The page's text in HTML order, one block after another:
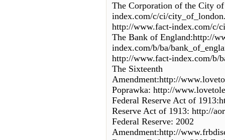
The Corporation of the City
index.com/c/ci/
http://www.fact-index.com/c/
The Bank of England:http://
index.com/b/ba/
http://www.fact-index.com/b/
The Sixteenth
Amendment:http://
Poprawka: http://
Federal Reserve Act of
Reserve Act of 1913: http://
Federal Reserve: 2002
Amendment:http://